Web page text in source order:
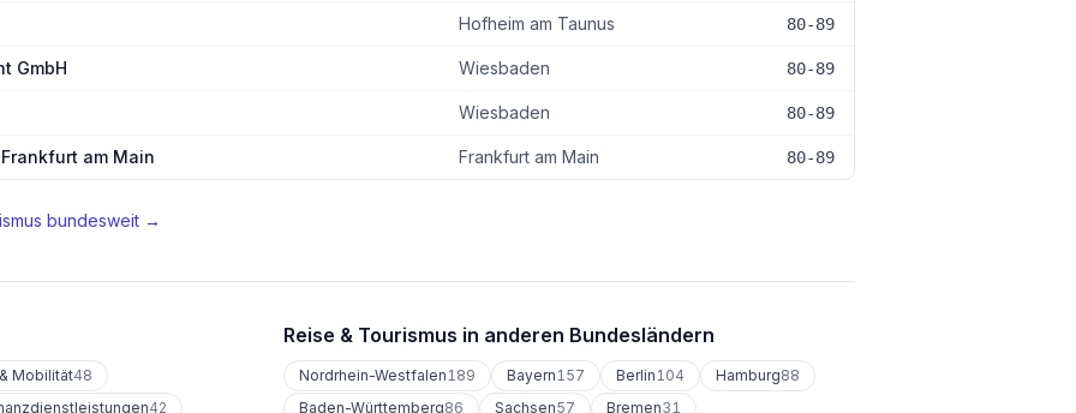
Hofheim am Taunus 80-89
GmbH Wiesbaden 80-89
Wiesbaden 80-89
am Main Frankfurt am Main 80-89
bundesweit →
Mobilität48
42
Reise & Tourismus in anderen Bundesländern
Nordrhein-Westfalen189 Bayern157 Berlin104 Hamburg88
Baden-Württemberg86 Sachsen57 Bremen31